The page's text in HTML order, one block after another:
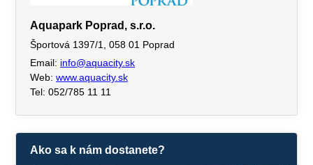
Aquapark Poprad, s.r.o.
Športová 1397/1, 058 01 Poprad
Email: info@aquacity.sk
Web: www.aquacity.sk
Tel: 052/785 11 11
Ako sa k nám dostanete?